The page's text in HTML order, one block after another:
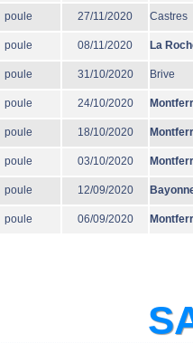
poule 27/11/2020 Castres
poule 08/11/2020 La
poule 31/10/2020 Brive
poule 24/10/2020
poule 18/10/2020
poule 03/10/2020
poule 12/09/2020
poule 06/09/2020